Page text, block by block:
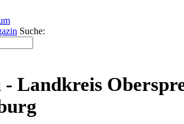
Suche:
- Landkreis